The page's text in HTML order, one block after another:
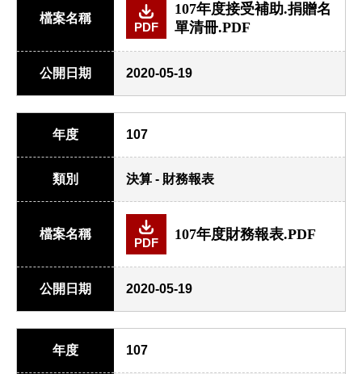
檔案名稱
PDF
107年度接受補助.捐贈名
單清冊.PDF
公開日期 2020-05-19
年度 107
類別 決算 - 財務報表
檔案名稱
PDF
107年度財務報表.PDF
公開日期 2020-05-19
年度 107